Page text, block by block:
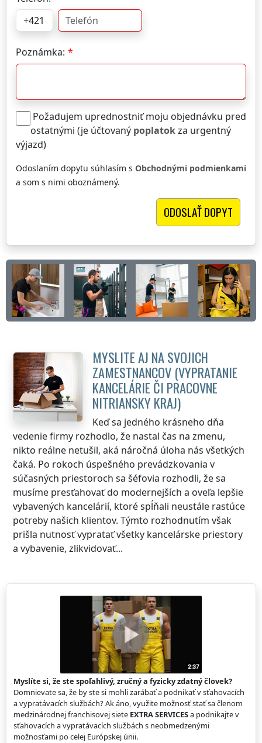
Poznámka:
Požadujem uprednostniť moju objednávku pred
ostatnými (je účtovaný poplatokza urgentný
výjazd)
Odoslaním dopytu súhlasím s Obchodnými podmienkami
a som s nimi oboznámený.
MYSLITE AJ NA SVOJICH
ZAMESTNANCOV (VYPRATANIE
KANCELÁRIE ČI PRACOVNE
NITRIANSKY KRAJ)
Keď sa jedného krásneho dňa
vedenie firmy rozhodlo, že nastal čas na zmenu,
nikto reálne netušil, aká náročná úloha nás všetkých
čaká. Po rokoch úspešného prevádzkovania v
súčasných priestoroch sa šéfovia rozhodli, že sa
musíme presťahovať do modernejších a oveľa lepšie
vybavených kancelárií, ktoré spĺňali neustále rastúce
potreby našich klientov. Týmto rozhodnutím však
prišla nutnosť vypratať všetky kancelárske priestory
a vybavenie, zlikvidovať...
Myslíte si, že ste spoľahlivý, zručný a fyzicky zdatný človek?
Domnievate sa, že by ste si mohli zarábať a podnikať v sťahovacích
a vypratávacích službách? Ak áno, využite možnosť stať sa členom
medzinárodnej franchisovej siete EXTRA SERVICESa podnikajte v
sťahovacích a vypratávacích službách s neobmedzenými
možnosťami po celej Európskej únii.